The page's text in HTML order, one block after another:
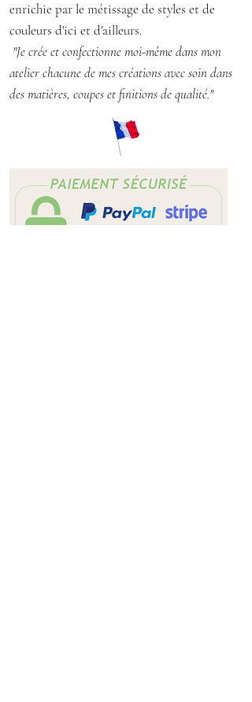
enrichie par le métissage de styles et de
couleurs d'ici et d'ailleurs.
"Je crée et confectionne moi-même dans mon
atelier chacune de mes créations avec soin dans
des matières, coupes et finitions de qualité."